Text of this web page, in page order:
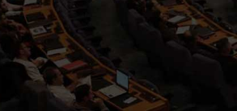
واتساپ شروع گفتگو
تلگرام @Armteam_admin_33